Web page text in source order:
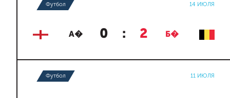
Футбол 14 ИЮЛЯ
А� 0 : 2 Б�
Футбол 11 ИЮЛЯ